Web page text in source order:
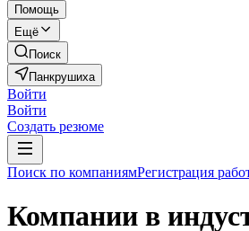
Помощь
Ещё
Поиск
Панкрушиха
Войти
Войти
Создать резюме
Поиск по компаниямРегистрация
Компании в